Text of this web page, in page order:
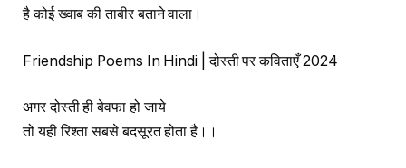
है कोई ख्वाब की ताबीर बताने वाला।
Friendship Poems In Hindi | दोस्ती पर कविताएँ 2024
अगर दोस्ती ही बेवफा हो जाये
तो यही रिश्ता सबसे बदसूरत होता है।।